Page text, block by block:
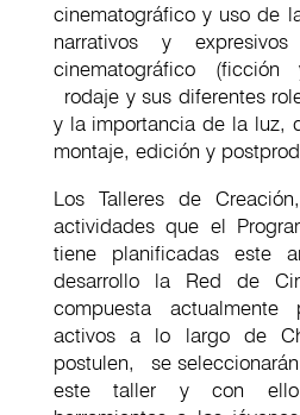
cinematográfico y uso de
narrativos y
cinematográfico
rodaje y sus diferentes
y la importancia de la luz,
montaje, edición y
Los Talleres de
actividades que el
tiene planificadas este
desarrollo la Red de
compuesta
activos a lo largo de
postulen, se
este taller y con ello